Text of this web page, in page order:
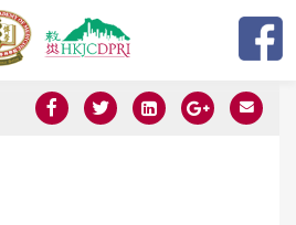
to navigation